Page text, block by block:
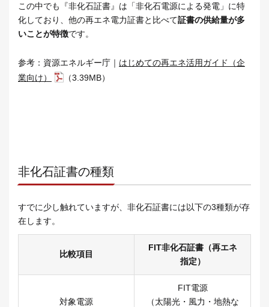
この中でも『非化石証書』は「非化石電源による発電」に特
化しており、他の再エネ電力証書と比べて証書の供給量が多
いことが特徴です。
参考：資源エネルギー庁｜ はじめての再エネ活用ガイド（企
業向け）
（3.39MB）
非化石証書の種類
すでに少し触れていますが、非化石証書には以下の3種類が存
在します。
比較項目
FIT非化石証書（再エネ
指定）
対象電源
FIT電源
（太陽光・風力・地熱な